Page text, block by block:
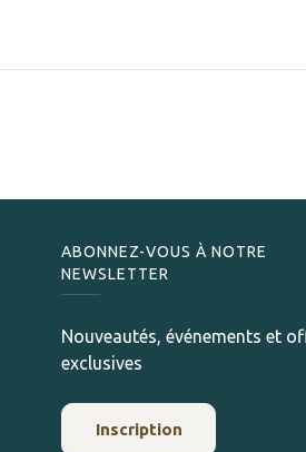
ABONNEZ-VOUS À NOTRE
NEWSLETTER
Nouveautés, événements et
exclusives
Inscription